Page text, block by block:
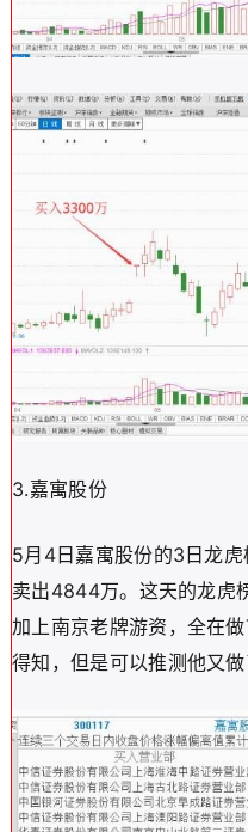
3.嘉寓股份
5月4日嘉寓股份的3日龙
卖出4844万。这天的龙虎
加上南京老牌游资，全在
得知，但是可以推测他又做